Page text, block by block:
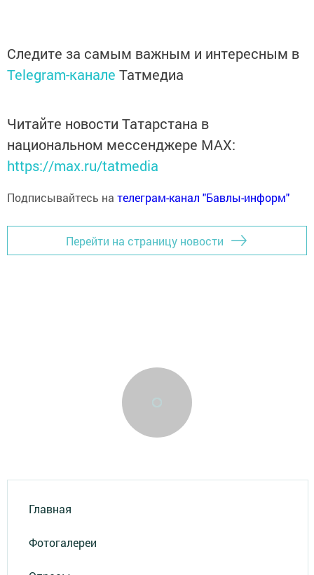
Следите за самым важным и интересным в
Telegram-канале Татмедиа
Читайте новости Татарстана в
национальном мессенджере MАХ:
https://max.ru/tatmedia
Подписывайтесь на телеграм-канал "Бавлы-информ"
Перейти на страницу новости
Главная
Фотогалереи